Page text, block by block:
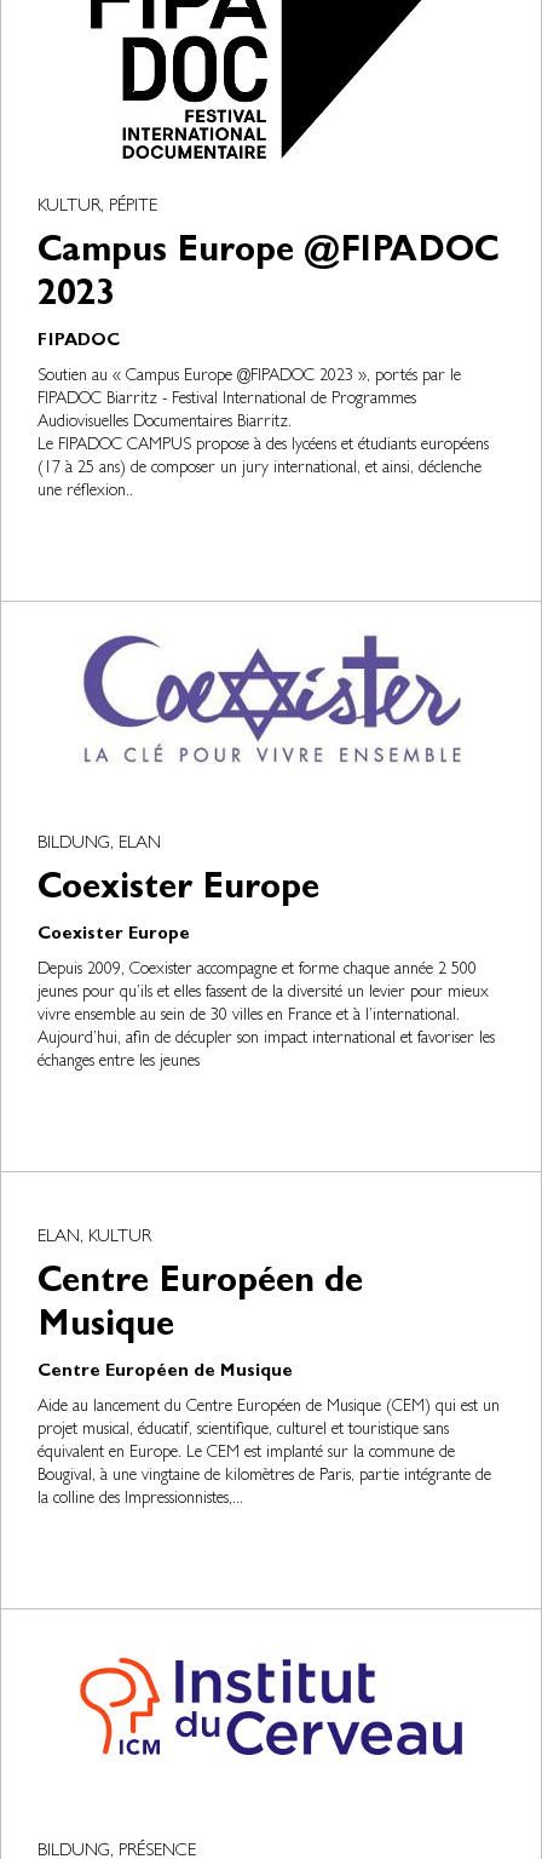
KULTUR, PÉPITE
Campus Europe @FIPADOC
2023
FIPADOC
Soutien au « Campus Europe @FIPADOC 2023 », portés par le
FIPADOC Biarritz - Festival International de Programmes
Audiovisuelles Documentaires Biarritz.
Le FIPADOC CAMPUS propose à des lycéens et étudiants européens
(17 à 25 ans) de composer un jury international, et ainsi, déclenche
une réflexion..
BILDUNG, ELAN
Coexister Europe
Coexister Europe
Depuis 2009, Coexister accompagne et forme chaque année 2 500
jeunes pour qu’ils et elles fassent de la diversité un levier pour mieux
vivre ensemble au sein de 30 villes en France et à l’international.
Aujourd’hui, afin de décupler son impact international et favoriser les
échanges entre les jeunes
ELAN, KULTUR
Centre Européen de
Musique
Centre Européen de Musique
Aide au lancement du Centre Européen de Musique (CEM) qui est un
projet musical, éducatif, scientifique, culturel et touristique sans
équivalent en Europe. Le CEM est implanté sur la commune de
Bougival, à une vingtaine de kilomètres de Paris, partie intégrante de
la colline des Impressionnistes,...
BILDUNG, PRÉSENCE